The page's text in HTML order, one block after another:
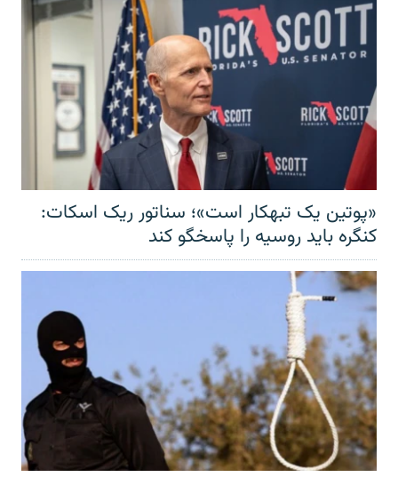
«پوتین یک تبهکار است»؛ سناتور ریک اسکات:
کنگره باید روسیه را پاسخگو کند